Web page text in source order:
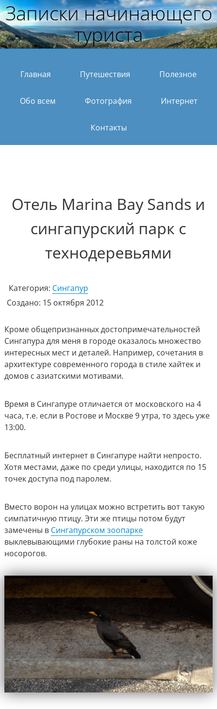
Записки начинающего
туриста
Главная Путешествия Полезное
Обо всем Фотография Интернет
Контакты
Отель Marina Bay Sands и
сингапурский парк с
технодеревьями
Категория: Сингапур
Создано: 15 октября 2012
Кроме общепризнанных достопримечательностей
Сингапура для меня в городе оказалось множество
интересных мест и деталей. Например, сочетания в
архитектуре современного города в стиле хайтек и
домов с азиатскими мотивами.
Время в Сингапуре отличается от московского на 4
часа, т.е. если в Ростове и Москве 9 утра, то здесь уже
13:00.
Бесплатный интернет в Сингапуре найти непросто.
Хотя местами, даже по среди улицы, находится по 15
точек доступа под паролем.
Вместо ворон на улицах можно встретить вот такую
симпатичную птицу. Эти же птицы потом будут
замечены в Сингапурском зоопарке
выклевывающими глубокие раны на толстой коже
носорогов.